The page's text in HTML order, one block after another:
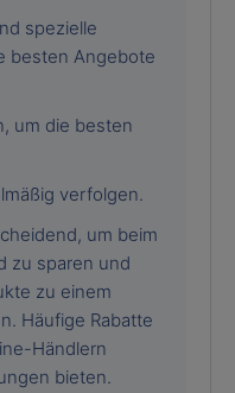
spezielle
besten Angebote
um die besten
verfolgen.
um beim
zu sparen und
zu einem
Häufige Rabatte
Händlern
bieten.